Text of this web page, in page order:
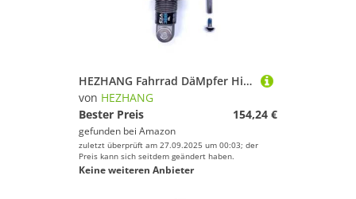
HEZHANG Fahrrad DäMpfer Hinten Schock Länge 150/165/180mm Unabhängige Fahrrad Stoßdämpfer for MTB/Roller/Elektrische Fahrrad Teile(150mm-650LBS)
von HEZHANG
Bester Preis
154,24 €
gefunden bei Amazon
zuletzt überprüft am 27.09.2025 um 00:03; der
Preis kann sich seitdem geändert haben.
Keine weiteren Anbieter